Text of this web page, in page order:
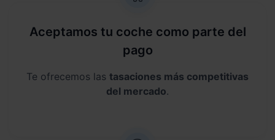
Aceptamos tu coche como parte del
pago
Te ofrecemos las tasaciones más competitivas
del mercado.